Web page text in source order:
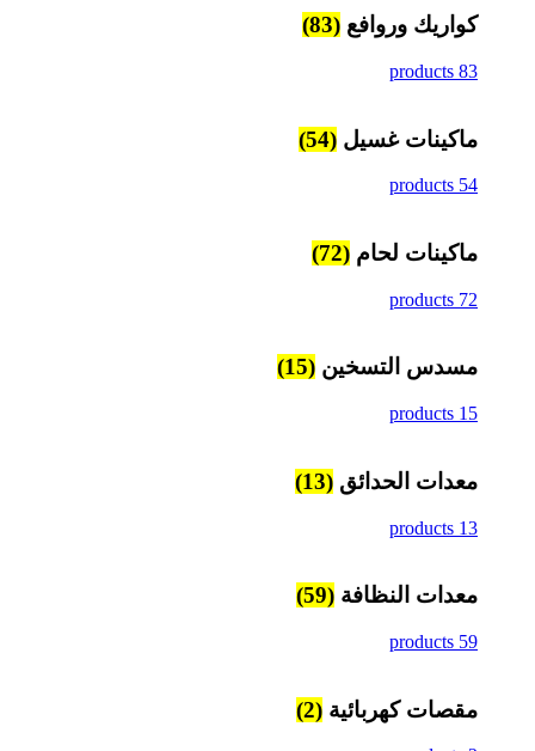
كواريك وروافع (83)
83 products
ماكينات غسيل (54)
54 products
ماكينات لحام (72)
72 products
مسدس التسخين (15)
15 products
معدات الحدائق (13)
13 products
معدات النظافة (59)
59 products
مقصات كهربائية (2)